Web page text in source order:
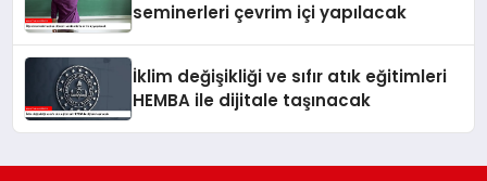
seminerleri çevrim içi yapılacak
İklim değişikliği ve sıfır atık eğitimleri
HEMBA ile dijitale taşınacak